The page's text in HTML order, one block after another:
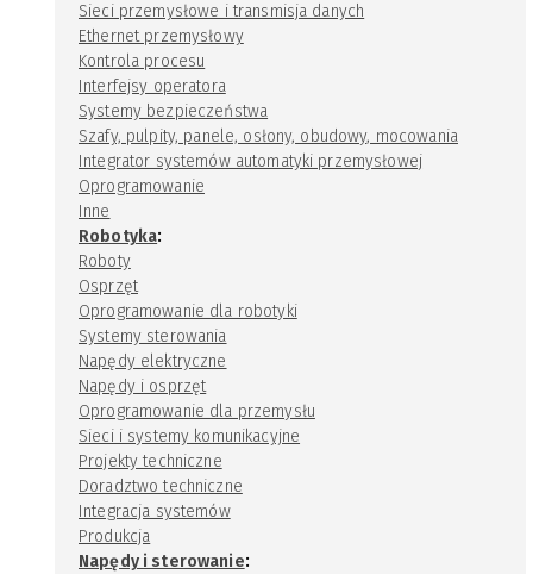
Sieci przemysłowe i transmisja danych
Ethernet przemysłowy
Kontrola procesu
Interfejsy operatora
Systemy bezpieczeństwa
Szafy, pulpity, panele, osłony, obudowy, mocowania
Integrator systemów automatyki przemysłowej
Oprogramowanie
Inne
Robotyka:
Roboty
Osprzęt
Oprogramowanie dla robotyki
Systemy sterowania
Napędy elektryczne
Napędy i osprzęt
Oprogramowanie dla przemysłu
Sieci i systemy komunikacyjne
Projekty techniczne
Doradztwo techniczne
Integracja systemów
Produkcja
Napędy i sterowanie: